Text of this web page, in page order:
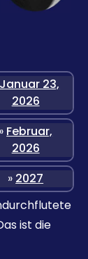
Januar 23,
2026
» Februar,
2026
» 2027
ist die